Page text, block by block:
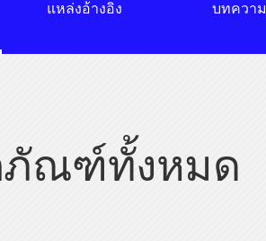
แหล่งอ้างอิง บทความ
ภัณฑ์ทั้งหมด